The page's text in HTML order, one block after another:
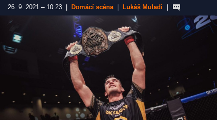
26. 9. 2021 – 10:23 Domácí scéna Lukáš Muladi